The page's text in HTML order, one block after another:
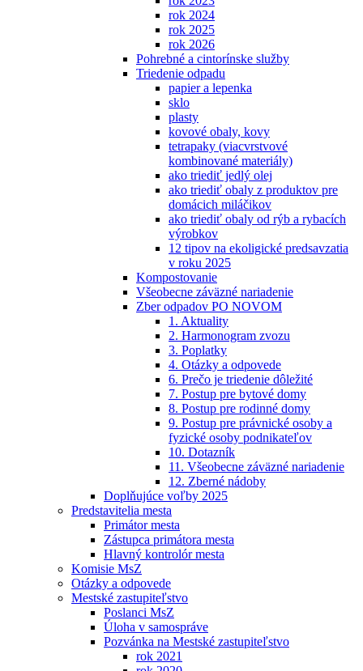
rok 2024
rok 2025
rok 2026
Pohrebné a cintorínske služby
Triedenie odpadu
papier a lepenka
sklo
plasty
kovové obaly, kovy
tetrapaky (viacvrstvové
kombinované materiály)
ako triediť jedlý olej
ako triediť obaly z produktov pre
domácich miláčikov
ako triediť obaly od rýb a rybacích
výrobkov
12 tipov na ekoligické predsavzatia
v roku 2025
Kompostovanie
Všeobecne záväzné nariadenie
Zber odpadov PO NOVOM
1. Aktuality
2. Harmonogram zvozu
3. Poplatky
4. Otázky a odpovede
6. Prečo je triedenie dôležité
7. Postup pre bytové domy
8. Postup pre rodinné domy
9. Postup pre právnické osoby a
fyzické osoby podnikateľov
10. Dotazník
11. Všeobecne záväzné nariadenie
12. Zberné nádoby
Doplňujúce voľby 2025
Predstavitelia mesta
Primátor mesta
Zástupca primátora mesta
Hlavný kontrolór mesta
Komisie MsZ
Otázky a odpovede
Mestské zastupiteľstvo
Poslanci MsZ
Úloha v samospráve
Pozvánka na Mestské zastupiteľstvo
rok 2021